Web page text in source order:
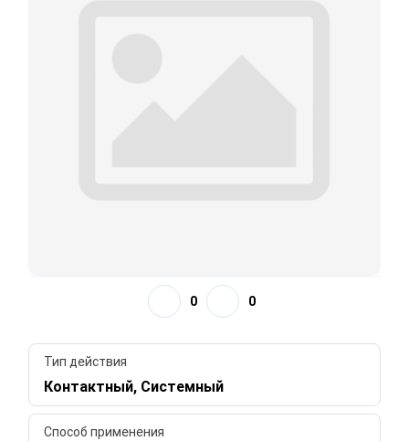
0 0
Тип действия
Контактный, Системный
Способ применения